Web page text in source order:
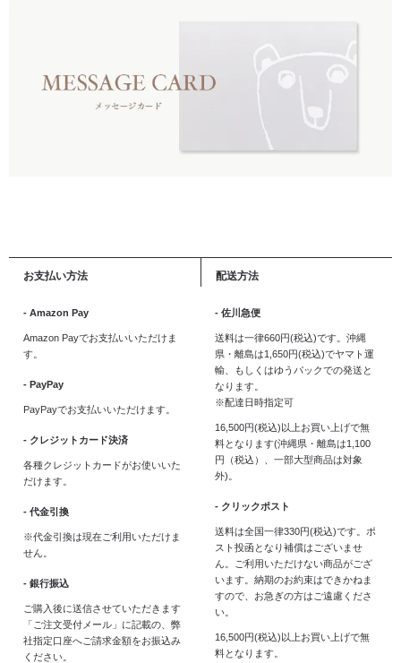
お支払い方法
- Amazon Pay
Amazon Payでお支払いいただけま
す。
- PayPay
PayPayでお支払いいただけます。
- クレジットカード決済
各種クレジットカードがお使いいた
だけます。
- 代金引換
※代金引換は現在ご利用いただけま
せん。
- 銀行振込
ご購入後に送信させていただきます
「ご注文受付メール」に記載の、弊
社指定口座へご請求金額をお振込み
ください。
配送方法
- 佐川急便
送料は一律660円(税込)です。沖縄
県・離島は1,650円(税込)でヤマト運
輸、もしくはゆうパックでの発送と
なります。
※配達日時指定可
16,500円(税込)以上お買い上げで無
料となります(沖縄県・離島は1,100
円（税込）、一部大型商品は対象
外)。
- クリックポスト
送料は全国一律330円(税込)です。ポ
スト投函となり補償はございませ
ん。ご利用いただけない商品がござ
います。納期のお約束はできかねま
すので、お急ぎの方はご遠慮くださ
い。
16,500円(税込)以上お買い上げで無
料となります。